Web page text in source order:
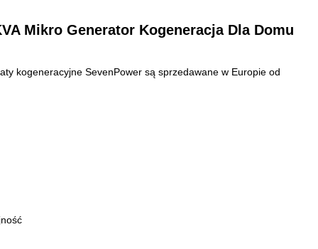
Mikro Generator Kogeneracja Dla Domu
kogeneracyjne SevenPower są sprzedawane w Europie od